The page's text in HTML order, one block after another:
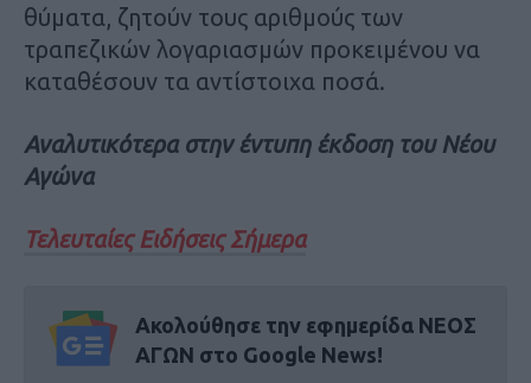
θύματα, ζητούν τους αριθμούς των
τραπεζικών λογαριασμών προκειμένου να
καταθέσουν τα αντίστοιχα ποσά.
Αναλυτικότερα στην έντυπη έκδοση του Νέου
Αγώνα
Τελευταίες Ειδήσεις Σήμερα
Ακολούθησε την εφημερίδα ΝΕΟΣ
ΑΓΩΝ στο Google News!